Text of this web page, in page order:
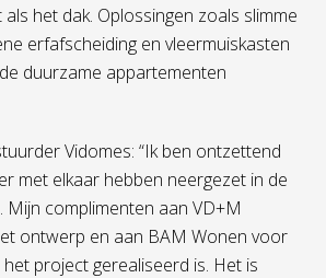
het dak. Oplossingen zoals slimme
erfafscheiding en vleermuiskasten
duurzame appartementen
Vidomes: “Ik ben ontzettend
met elkaar hebben neergezet in de
Mijn complimenten aan VD+M
ontwerp en aan BAM Wonen voor
project gerealiseerd is. Het is